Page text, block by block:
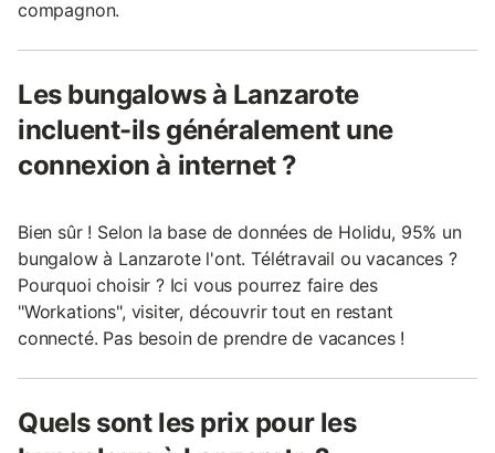
compagnon.
Les bungalows à Lanzarote
incluent-ils généralement une
connexion à internet ?
Bien sûr ! Selon la base de données de Holidu, 95% un
bungalow à Lanzarote l'ont. Télétravail ou vacances ?
Pourquoi choisir ? Ici vous pourrez faire des
"Workations", visiter, découvrir tout en restant
connecté. Pas besoin de prendre de vacances !
Quels sont les prix pour les